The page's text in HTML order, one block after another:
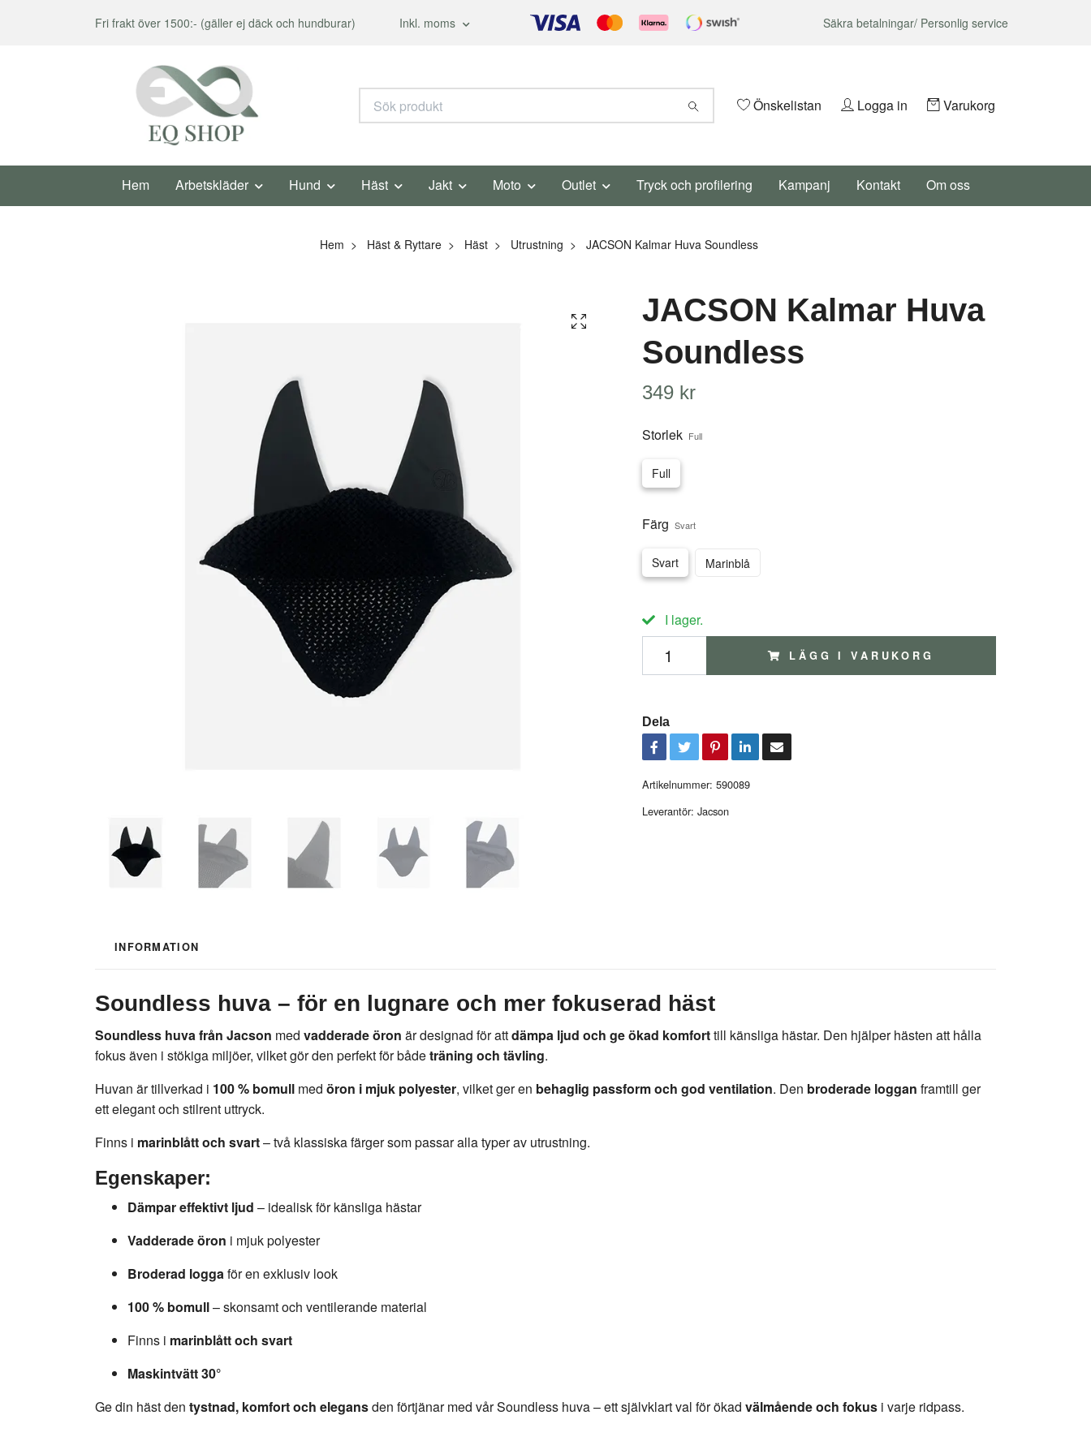
Fri frakt över 1500:- (gäller ej däck och hundburar) Inkl. moms Säkra betalningar/ Personlig service
Önskelistan Logga in Varukorg
Hem Arbetskläder Hund Häst Jakt Moto Outlet Tryck och profilering Kampanj Kontakt Om oss
Hem Häst & Ryttare Häst Utrustning JACSON Kalmar Huva Soundless
JACSON Kalmar Huva
Soundless
349 kr
Storlek Full
Full
Färg Svart
Svart Marinblå
I lager.
LÄGG I VARUKORG
Dela
Artikelnummer: 590089
Leverantör: Jacson
INFORMATION
Soundless huva – för en lugnare och mer fokuserad häst
Soundless huva från Jacson med vadderade öron är designad för attdämpa ljud och ge ökad komforttill känsliga hästar. Den hjälper hästen att hålla
fokus även i stökiga miljöer, vilket gör den perfekt för bådeträning och tävling.
Huvan är tillverkad i 100 % bomull med öron i mjuk polyester, vilket ger en behaglig passform och god ventilation. Den broderade loggan framtill ger
ett elegant och stilrent uttryck.
Finns i marinblått och svart– två klassiska färger som passar alla typer av utrustning.
Egenskaper:
Dämpar effektivt ljud – idealisk för känsliga hästar
Vadderade öron i mjuk polyester
Broderad loggaför en exklusiv look
100 % bomull– skonsamt och ventilerande material
Finns i marinblått och svart
Maskintvätt 30°
Ge din häst den tystnad, komfort och elegansden förtjänar med vår Soundless huva – ett självklart val för ökad välmående och fokus i varje ridpass.